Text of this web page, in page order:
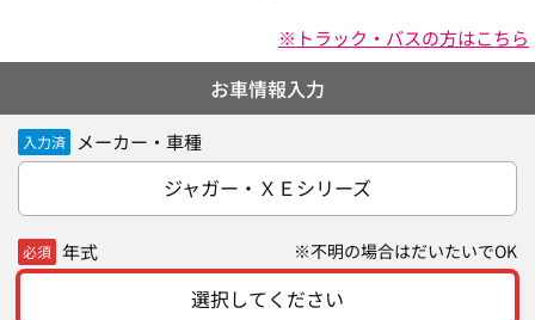
※トラック・バスの方はこちら
お車情報入力
入力済 メーカー・車種
ジャガー・ＸＥシリーズ
必須 年式 ※不明の場合はだいたいでOK
選択してください